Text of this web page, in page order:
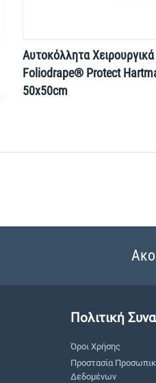
Αυτοκόλλητα
Foliodrape® Protect
50x50cm
Πολιτική
Όροι Χρήσης
Προστασία
Δεδομένων